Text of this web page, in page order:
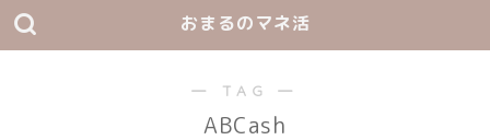
おまるのマネ活
― TAG ―
ABCash